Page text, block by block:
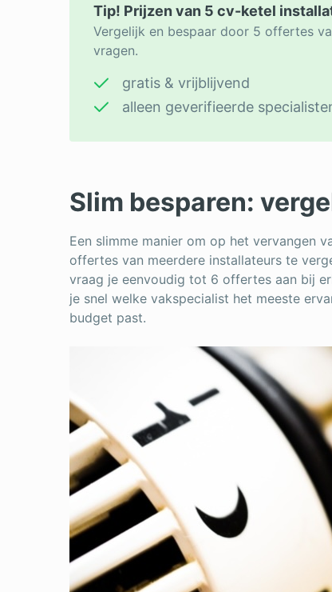
Tip! Prijzen van 5 cv-ketel
Vergelijk en bespaar door 5 offertes
vragen.
gratis & vrijblijvend
alleen geverifieerde
Slim besparen:
Een slimme manier om op het vervangen
offertes van meerdere installateurs te
vraag je eenvoudig tot 6 offertes aan bij
je snel welke vakspecialist het meeste
budget past.